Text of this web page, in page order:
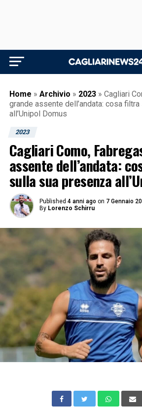
Home » Archivio » 2023 » Cagliari
grande assente dell’andata: cosa
all’Unipol Domus
2023
Cagliari Como,
assente dell’andata:
sulla sua presenza
Published 4 anni ago on 7 Gennaio
By Lorenzo Schirru